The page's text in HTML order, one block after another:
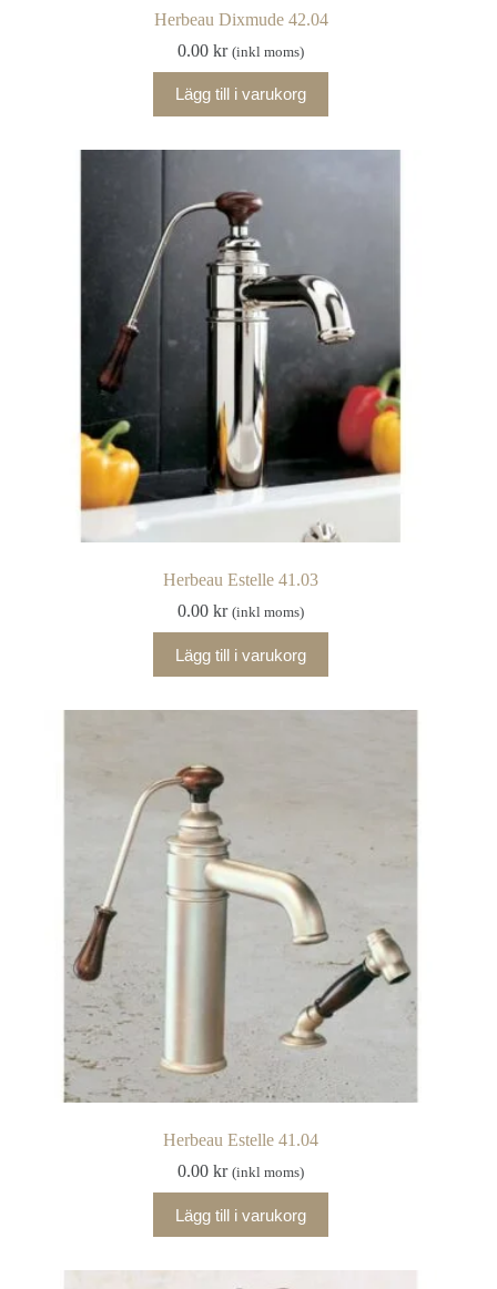
Herbeau Dixmude 42.04
0.00kr (inkl moms)
Lägg till i varukorg
Herbeau Estelle 41.03
0.00kr (inkl moms)
Lägg till i varukorg
Herbeau Estelle 41.04
0.00kr (inkl moms)
Lägg till i varukorg